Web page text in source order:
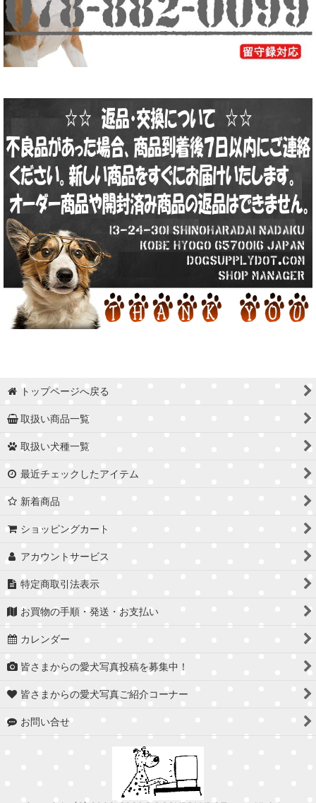
トップページへ戻る
取扱い商品一覧
取扱い犬種一覧
最近チェックしたアイテム
新着商品
ショッピングカート
アカウントサービス
特定商取引法表示
お買物の手順・発送・お支払い
カレンダー
皆さまからの愛犬写真投稿を募集中！
皆さまからの愛犬写真ご紹介コーナー
お問い合せ